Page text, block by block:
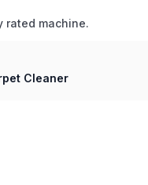
rated machine.
Cleaner